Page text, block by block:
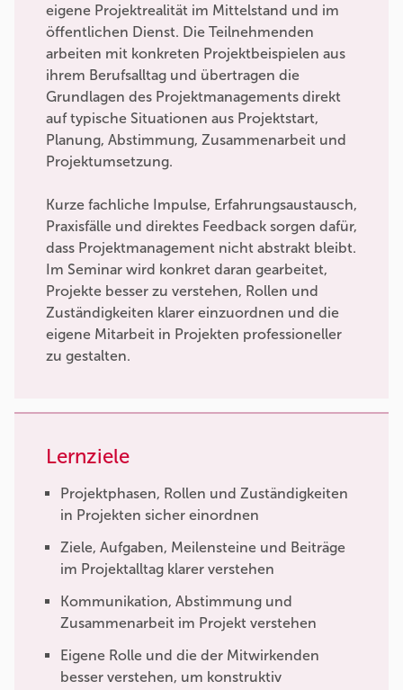
eigene Projektrealität im Mittelstand und im
öffentlichen Dienst. Die Teilnehmenden
arbeiten mit konkreten Projektbeispielen aus
ihrem Berufsalltag und übertragen die
Grundlagen des Projektmanagements direkt
auf typische Situationen aus Projektstart,
Planung, Abstimmung, Zusammenarbeit und
Projektumsetzung.
Kurze fachliche Impulse, Erfahrungsaustausch,
Praxisfälle und direktes Feedback sorgen dafür,
dass Projektmanagement nicht abstrakt bleibt.
Im Seminar wird konkret daran gearbeitet,
Projekte besser zu verstehen, Rollen und
Zuständigkeiten klarer einzuordnen und die
eigene Mitarbeit in Projekten professioneller
zu gestalten.
Lernziele
Projektphasen, Rollen und Zuständigkeiten
in Projekten sicher einordnen
Ziele, Aufgaben, Meilensteine und Beiträge
im Projektalltag klarer verstehen
Kommunikation, Abstimmung und
Zusammenarbeit im Projekt verstehen
Eigene Rolle und die der Mitwirkenden
besser verstehen, um konstruktiv